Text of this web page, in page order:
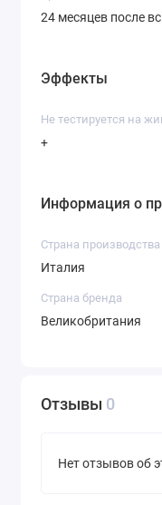
24 месяцев после
Эффекты
Не тестируется на
+
Информация о
Страна производства
Италия
Страна бренда
Великобритания
Отзывы 0
Нет отзывов об